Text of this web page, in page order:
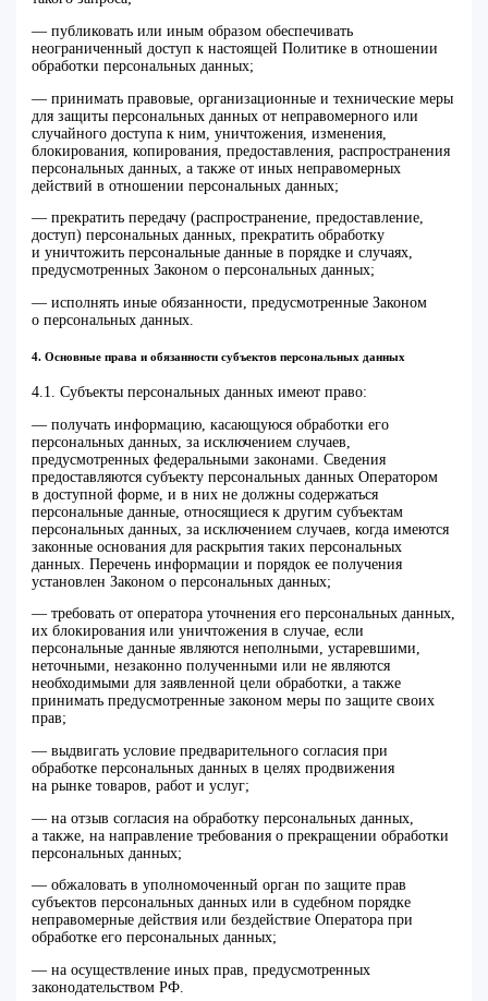
— публиковать или иным образом обеспечивать
неограниченный доступ к настоящей Политике в отношении
обработки персональных данных;
— принимать правовые, организационные и технические меры
для защиты персональных данных от неправомерного или
случайного доступа к ним, уничтожения, изменения,
блокирования, копирования, предоставления, распространения
персональных данных, а также от иных неправомерных
действий в отношении персональных данных;
— прекратить передачу (распространение, предоставление,
доступ) персональных данных, прекратить обработку
и уничтожить персональные данные в порядке и случаях,
предусмотренных Законом о персональных данных;
— исполнять иные обязанности, предусмотренные Законом
о персональных данных.
4. Основные права и обязанности субъектов персональных данных
4.1. Субъекты персональных данных имеют право:
— получать информацию, касающуюся обработки его
персональных данных, за исключением случаев,
предусмотренных федеральными законами. Сведения
предоставляются субъекту персональных данных Оператором
в доступной форме, и в них не должны содержаться
персональные данные, относящиеся к другим субъектам
персональных данных, за исключением случаев, когда имеются
законные основания для раскрытия таких персональных
данных. Перечень информации и порядок ее получения
установлен Законом о персональных данных;
— требовать от оператора уточнения его персональных данных,
их блокирования или уничтожения в случае, если
персональные данные являются неполными, устаревшими,
неточными, незаконно полученными или не являются
необходимыми для заявленной цели обработки, а также
принимать предусмотренные законом меры по защите своих
прав;
— выдвигать условие предварительного согласия при
обработке персональных данных в целях продвижения
на рынке товаров, работ и услуг;
— на отзыв согласия на обработку персональных данных,
а также, на направление требования о прекращении обработки
персональных данных;
— обжаловать в уполномоченный орган по защите прав
субъектов персональных данных или в судебном порядке
неправомерные действия или бездействие Оператора при
обработке его персональных данных;
— на осуществление иных прав, предусмотренных
законодательством РФ.